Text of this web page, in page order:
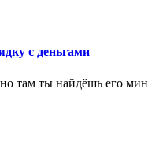
с деньгами
ты найдёшь его